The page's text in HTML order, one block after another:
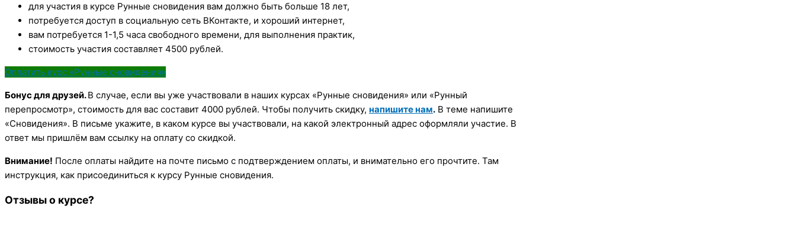
для участия в курсе Рунные сновидения вам должно быть больше 18 лет,
потребуется доступ в социальную сеть ВКонтакте, и хороший интернет,
вам потребуется 1-1,5 часа свободного времени, для выполнения практик,
стоимость участия составляет 4500 рублей.
Оплатить курс «Рунные сновидения»
Бонус для друзей.В случае, если вы уже участвовали в наших курсах «Рунные сновидения» или «Рунный
перепросмотр», стоимость для вас составит 4000 рублей. Чтобы получить скидку, напишите нам. В теме напишите
«Сновидения». В письме укажите, в каком курсе вы участвовали, на какой электронный адрес оформляли участие. В
ответ мы пришлём вам ссылку на оплату со скидкой.
Внимание! После оплаты найдите на почте письмо с подтверждением оплаты, и внимательно его прочтите. Там
инструкция, как присоединиться к курсу Рунные сновидения.
Отзывы о курсе?